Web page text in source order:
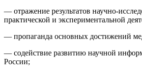
— отражение результатов научно-
практической и экспериментальной
— пропаганда основных достижений
— содействие развитию научной
России;